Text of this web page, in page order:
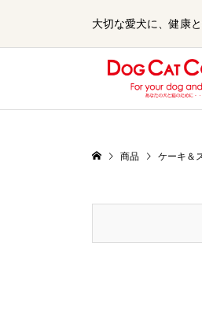
大切な愛犬に、健康
商品 ケーキ＆